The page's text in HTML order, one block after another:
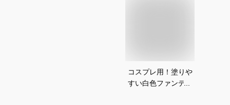
コスプレ用！塗りや
すい白色ファンデー